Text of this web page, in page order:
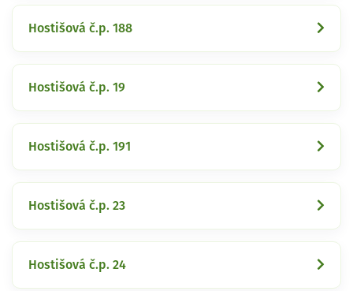
Hostišová č.p. 188
Hostišová č.p. 19
Hostišová č.p. 191
Hostišová č.p. 23
Hostišová č.p. 24